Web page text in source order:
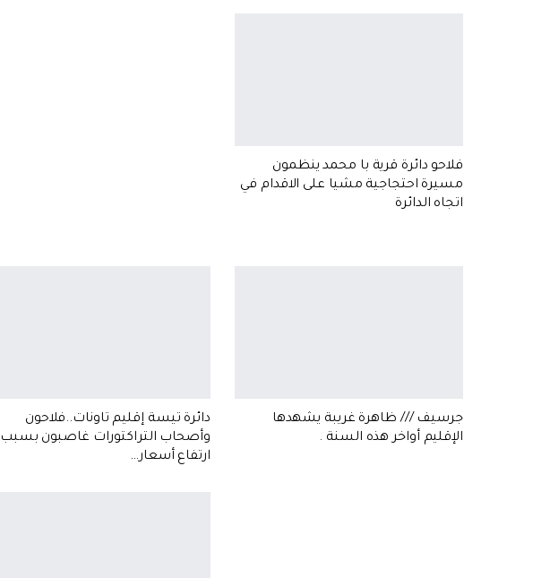
فلاحو دائرة قرية با محمد ينظمون
مسيرة احتجاجية مشيا على الاقدام في
اتجاه الدائرة
جرسيف /// ظاهرة غريبة يشهدها
الإقليم أواخر هذه السنة .
دائرة تيسة إقليم تاونات..فلاحون
وأصحاب التراكتورات غاصبون بسبب
ارتفاع أسعار…